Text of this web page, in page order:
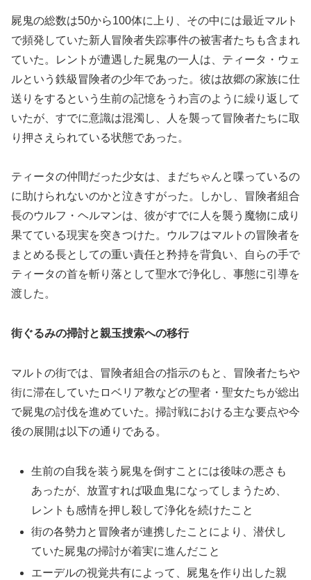
屍鬼の総数は50から100体に上り、その中には最近マルト
で頻発していた新人冒険者失踪事件の被害者たちも含まれ
ていた。レントが遭遇した屍鬼の一人は、ティータ・ウェ
ルという鉄級冒険者の少年であった。彼は故郷の家族に仕
送りをするという生前の記憶をうわ言のように繰り返して
いたが、すでに意識は混濁し、人を襲って冒険者たちに取
り押さえられている状態であった。
ティータの仲間だった少女は、まだちゃんと喋っているの
に助けられないのかと泣きすがった。しかし、冒険者組合
長のウルフ・ヘルマンは、彼がすでに人を襲う魔物に成り
果てている現実を突きつけた。ウルフはマルトの冒険者を
まとめる長としての重い責任と矜持を背負い、自らの手で
ティータの首を斬り落として聖水で浄化し、事態に引導を
渡した。
街ぐるみの掃討と親玉捜索への移行
マルトの街では、冒険者組合の指示のもと、冒険者たちや
街に滞在していたロベリア教などの聖者・聖女たちが総出
で屍鬼の討伐を進めていた。掃討戦における主な要点や今
後の展開は以下の通りである。
生前の自我を装う屍鬼を倒すことには後味の悪さも
あったが、放置すれば吸血鬼になってしまうため、
レントも感情を押し殺して浄化を続けたこと
街の各勢力と冒険者が連携したことにより、潜伏し
ていた屍鬼の掃討が着実に進んだこと
エーデルの視覚共有によって、屍鬼を作り出した親